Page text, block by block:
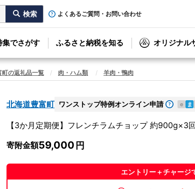
よくあるご質問・お問い合わせ
集でさがす ふるさと納税を知る オリジナル
町の返礼品一覧 肉・ハム類 羊肉・鴨肉
北海道豊富町 ワンストップ特例オンライン申請 e ま
【3か月定期便】フレンチラムチョップ 約900g×3
寄附金額59,000
エントリー＋チャージ